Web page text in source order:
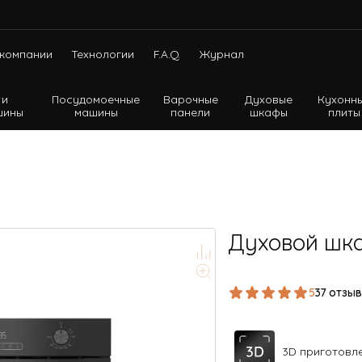
Технологии F.A.Q. Журнал
Посудомоечные
машины
Варочные
панели
Духовые
шкафы
плиты
Холодильники с нижней морозильной камерой
Духовой
537
3D